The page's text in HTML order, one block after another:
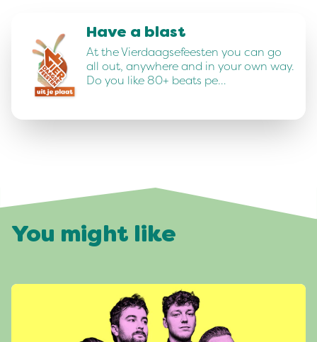
Have a blast
At the Vierdaagsefeesten you can go
all out, anywhere and in your own way.
Do you like 80+ beats pe…
You might like